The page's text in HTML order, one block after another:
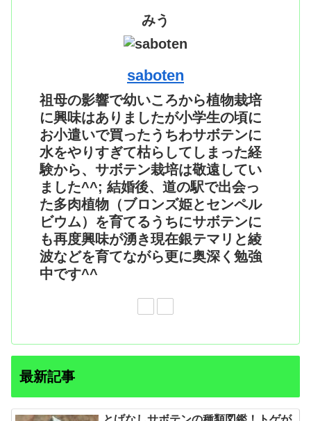
みう
saboten
祖母の影響で幼いころから植物栽培
に興味はありましたが小学生の頃に
お小遣いで買ったうちわサボテンに
水をやりすぎて枯らしてしまった経
験から、サボテン栽培は敬遠してい
ました^^; 結婚後、道の駅で出会っ
た多肉植物（ブロンズ姫とセンペル
ビウム）を育てるうちにサボテンに
も再度興味が湧き現在銀テマリと綾
波などを育てながら更に奥深く勉強
中です^^
最新記事